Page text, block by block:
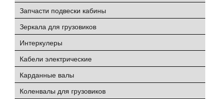
Запчасти подвески кабины
Зеркала для грузовиков
Интеркулеры
Кабели электрические
Карданные валы
Коленвалы для грузовиков